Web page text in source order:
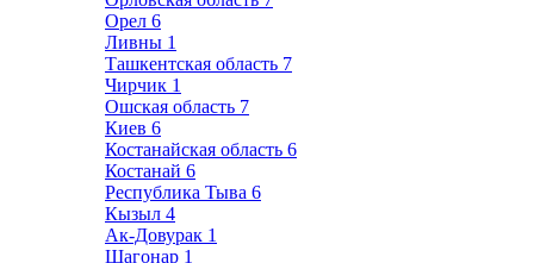
Орел 6
Ливны 1
Ташкентская область 7
Чирчик 1
Ошская область 7
Киев 6
Костанайская область 6
Костанай 6
Республика Тыва 6
Кызыл 4
Ак-Довурак 1
Шагонар 1